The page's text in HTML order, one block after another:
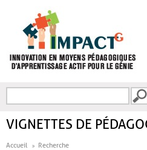
FORMULAIRE DE
VIGNETTES DE
Accueil Recherche